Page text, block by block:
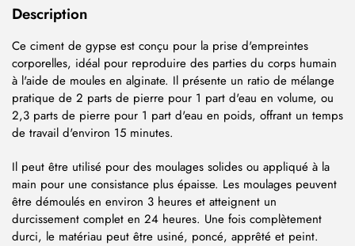
Description
Ce ciment de gypse est conçu pour la prise d'empreintes
corporelles, idéal pour reproduire des parties du corps humain
à l'aide de moules en alginate. Il présente un ratio de mélange
pratique de 2 parts de pierre pour 1 part d'eau en volume, ou
2,3 parts de pierre pour 1 part d'eau en poids, offrant un temps
de travail d'environ 15 minutes.
Il peut être utilisé pour des moulages solides ou appliqué à la
main pour une consistance plus épaisse. Les moulages peuvent
être démoulés en environ 3 heures et atteignent un
durcissement complet en 24 heures. Une fois complètement
durci, le matériau peut être usiné, poncé, apprêté et peint.